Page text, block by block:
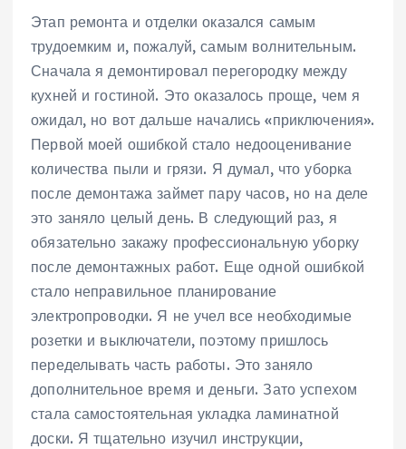
Этап ремонта и отделки оказался самым
трудоемким и, пожалуй, самым волнительным.
Сначала я демонтировал перегородку между
кухней и гостиной. Это оказалось проще, чем я
ожидал, но вот дальше начались «приключения».
Первой моей ошибкой стало недооценивание
количества пыли и грязи. Я думал, что уборка
после демонтажа займет пару часов, но на деле
это заняло целый день. В следующий раз, я
обязательно закажу профессиональную уборку
после демонтажных работ. Еще одной ошибкой
стало неправильное планирование
электропроводки. Я не учел все необходимые
розетки и выключатели, поэтому пришлось
переделывать часть работы. Это заняло
дополнительное время и деньги. Зато успехом
стала самостоятельная укладка ламинатной
доски. Я тщательно изучил инструкции,